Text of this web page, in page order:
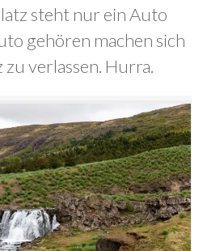
steht nur ein Auto
gehören machen sich
zu verlassen. Hurra.